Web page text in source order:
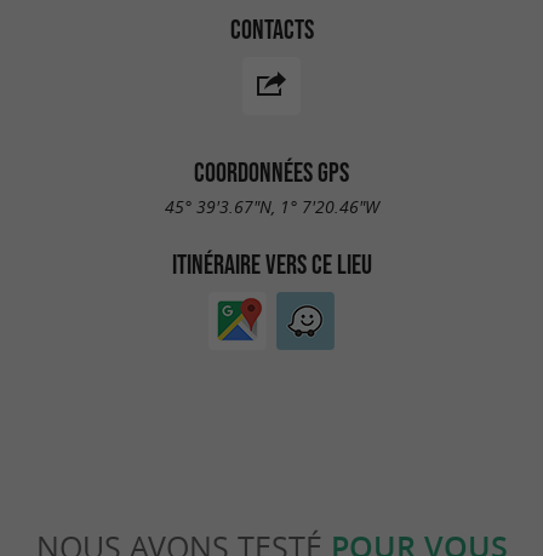
CONTACTS
COORDONNÉES GPS
45° 39'3.67"N, 1° 7'20.46"W
ITINÉRAIRE VERS CE LIEU
NOUS AVONS TESTÉ POUR VOUS